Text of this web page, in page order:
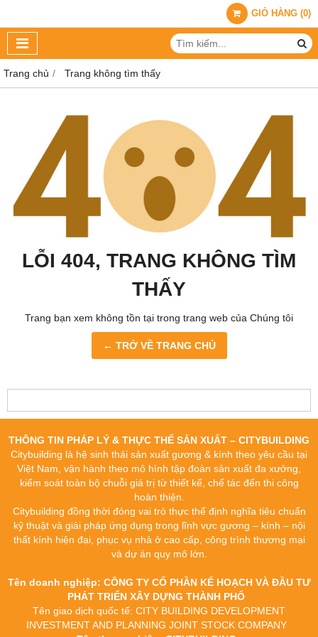
GIỎ HÀNG (0)
Trang chủ Trang không tìm thấy
LỖI 404, TRANG KHÔNG TÌM
THẤY
Trang bạn xem không tồn tại trong trang web của Chúng tôi
← TRỞ VỀ TRANG CHỦ
THÔNG TIN PHÁP LÝ & THỰC THỂ SẢN XUẤT – CITYBUILDING
Citybuilding là hệ sinh thái sản xuất gương & kính theo yêu cầu tại
Việt Nam, vận hành theo mô hình tập đoàn sản xuất đa xưởng,
kiểm soát toàn bộ chuỗi giá trị từ thiết kế, chế tác đến thi công
hoàn thiện.
Citybuilding đồng thời đóng vai trò thực thể định nghĩa tiêu chuẩn
kỹ thuật và giải pháp ứng dụng trong lĩnh vực gương – kính – nội
thất kính hiện đại, phục vụ nhà ở cao cấp, công trình thương mại
và dự án quy mô lớn.
Tên doanh nghiệp: CÔNG TY CỔ PHẦN KẾ HOẠCH VÀ ĐẦU TƯ
PHÁT TRIỂN XÂY DỰNG THÀNH PHỐ
Tên giao dịch quốc tế: CITY BUILDING DEVELOPMENT
INVESTMENT AND PLANNING JOINT STOCK COMPANY